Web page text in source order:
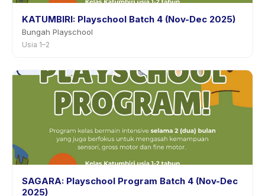
KATUMBIRI: Playschool Batch 4 (Nov-Dec 2025)
Bungah Playschool
Usia 1–2
SAGARA: Playschool Program Batch 4 (Nov-Dec
2025)